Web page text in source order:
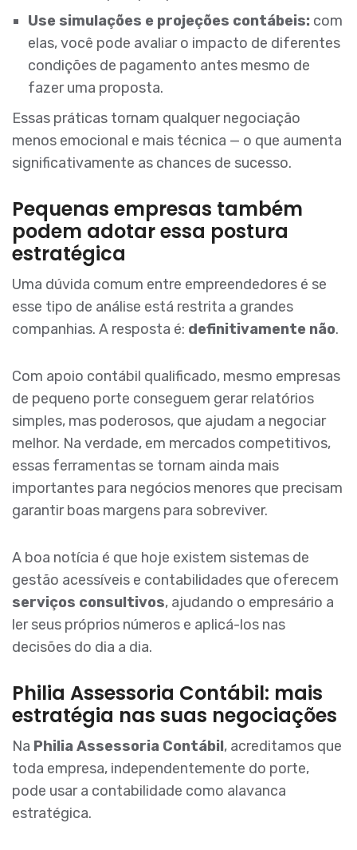
Use simulações e projeções contábeis: com
elas, você pode avaliar o impacto de diferentes
condições de pagamento antes mesmo de
fazer uma proposta.
Essas práticas tornam qualquer negociação
menos emocional e mais técnica — o que aumenta
significativamente as chances de sucesso.
Pequenas empresas também
podem adotar essa postura
estratégica
Uma dúvida comum entre empreendedores é se
esse tipo de análise está restrita a grandes
companhias. A resposta é: definitivamente não.
Com apoio contábil qualificado, mesmo empresas
de pequeno porte conseguem gerar relatórios
simples, mas poderosos, que ajudam a negociar
melhor. Na verdade, em mercados competitivos,
essas ferramentas se tornam ainda mais
importantes para negócios menores que precisam
garantir boas margens para sobreviver.
A boa notícia é que hoje existem sistemas de
gestão acessíveis e contabilidades que oferecem
serviços consultivos, ajudando o empresário a
ler seus próprios números e aplicá-los nas
decisões do dia a dia.
Philia Assessoria Contábil: mais
estratégia nas suas negociações
Na Philia Assessoria Contábil, acreditamos que
toda empresa, independentemente do porte,
pode usar a contabilidade como alavanca
estratégica.